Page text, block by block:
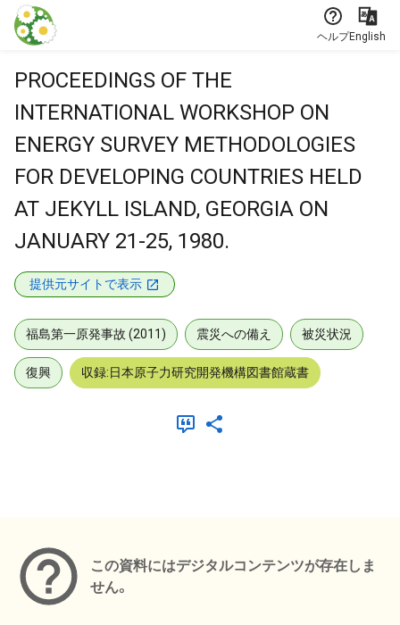
本文に飛ぶ
ヘルプEnglish
PROCEEDINGS OF THE
INTERNATIONAL WORKSHOP ON
ENERGY SURVEY METHODOLOGIES
FOR DEVELOPING COUNTRIES HELD
AT JEKYLL ISLAND, GEORGIA ON
JANUARY 21-25, 1980.
提供元サイトで表示
福島第一原発事故 (2011) 震災への備え 被災状況
復興 収録:日本原子力研究開発機構図書館蔵書
この資料にはデジタルコンテンツが存在しま
せん。